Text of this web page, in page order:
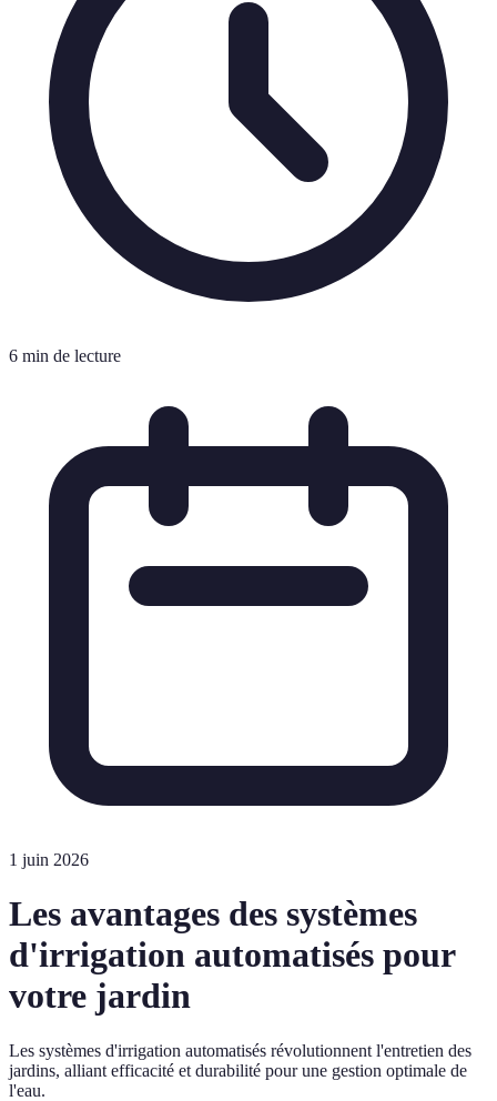
6 min de lecture
1 juin 2026
Les avantages des systèmes
d'irrigation automatisés pour
votre jardin
Les systèmes d'irrigation automatisés révolutionnent l'entretien des
jardins, alliant efficacité et durabilité pour une gestion optimale de
l'eau.